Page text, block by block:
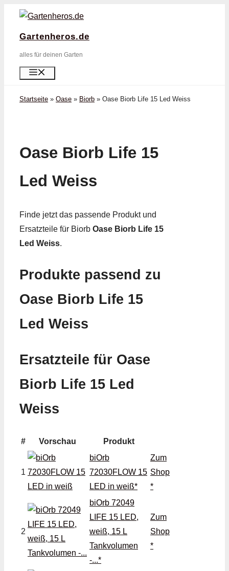
Zum
springen
Gartenheros.de
alles für deinen Garten
Startseite » Oase » Biorb » Oase Biorb Life 15 Led Weiss
Oase Biorb Life 15
Led Weiss
Finde jetzt das passende Produkt und
Ersatzteile für Biorb Oase Biorb Life 15
Led Weiss.
Produkte passend zu
Oase Biorb Life 15
Led Weiss
Ersatzteile für Oase
Biorb Life 15 Led
Weiss
# Vorschau Produkt
1
biOrb
72030FLOW 15
LED in weiß*
Zum
Shop
*
2
biOrb 72049
LIFE 15 LED,
weiß, 15 L
Tankvolumen
-...*
Zum
Shop
*